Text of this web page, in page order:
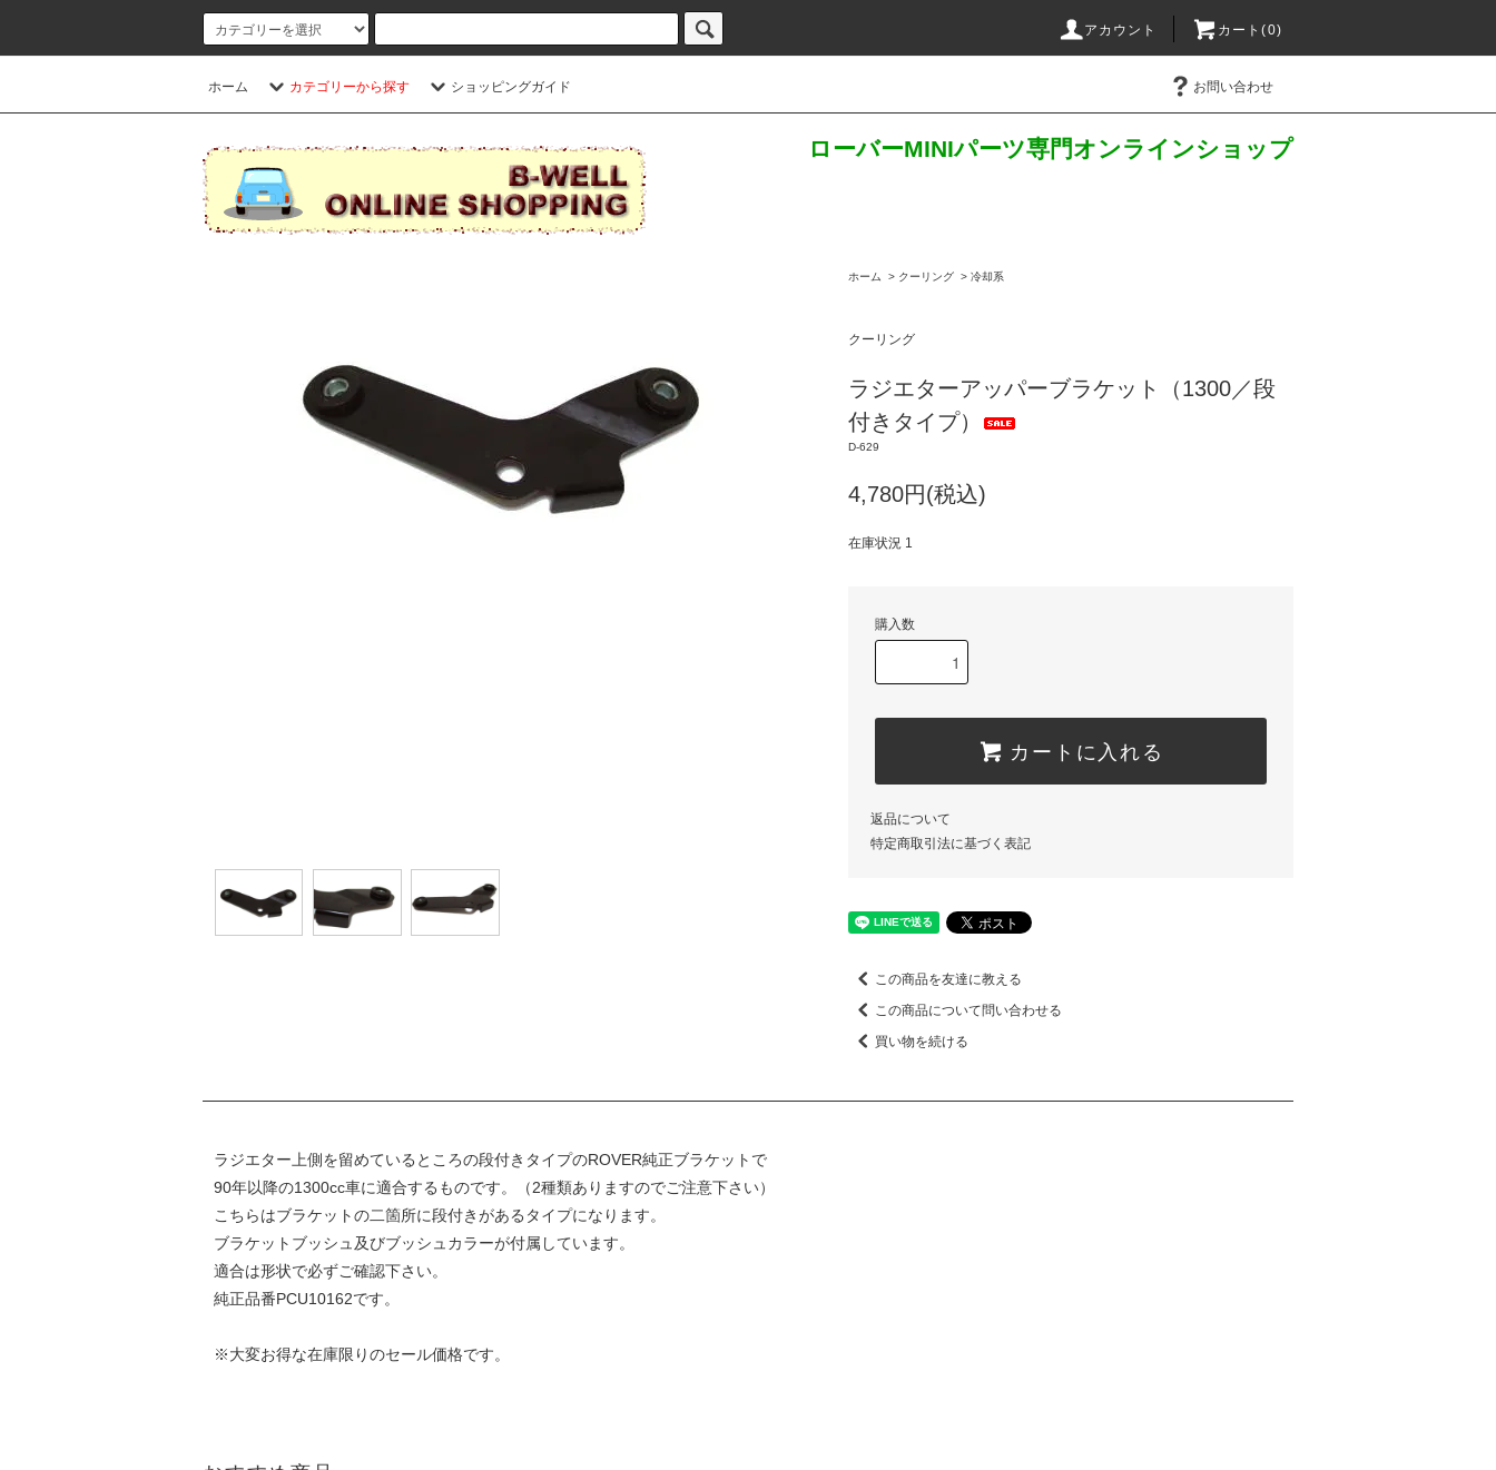
アカウント カート(0)
ホーム カテゴリーから探す ショッピングガイド お問い合わせ
ローバーMINIパーツ専門オンラインショップ
ホーム > クーリング > 冷却系
クーリング
ラジエターアッパーブラケット（1300／段
付きタイプ）
D-629
4,780円(税込)
在庫状況 1
購入数
カートに入れる
返品について
特定商取引法に基づく表記
この商品を友達に教える
この商品について問い合わせる
買い物を続ける
ラジエター上側を留めているところの段付きタイプのROVER純正ブラケットで
90年以降の1300cc車に適合するものです。（2種類ありますのでご注意下さい）
こちらはブラケットの二箇所に段付きがあるタイプになります。
ブラケットブッシュ及びブッシュカラーが付属しています。
適合は形状で必ずご確認下さい。
純正品番PCU10162です。
※大変お得な在庫限りのセール価格です。